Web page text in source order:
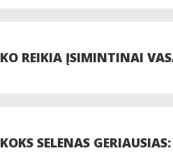
KO REIKIA ĮSIMINTINAI
KOKS SELENAS